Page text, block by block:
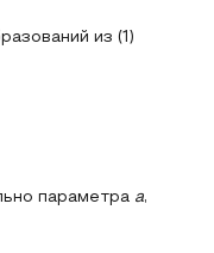
из (1)
параметра a,